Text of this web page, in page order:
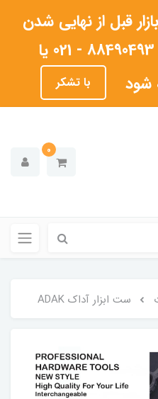
قبل از نهایی شدن
خرید حتما با شماره 88490493 - 021 یا
با تشکر
0
ست ابزار آداک ADAK